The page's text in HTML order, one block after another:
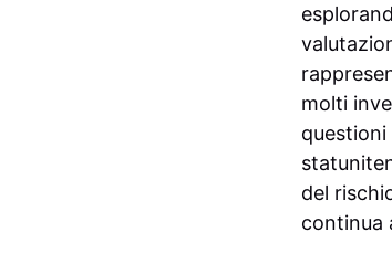
molti
del
continua